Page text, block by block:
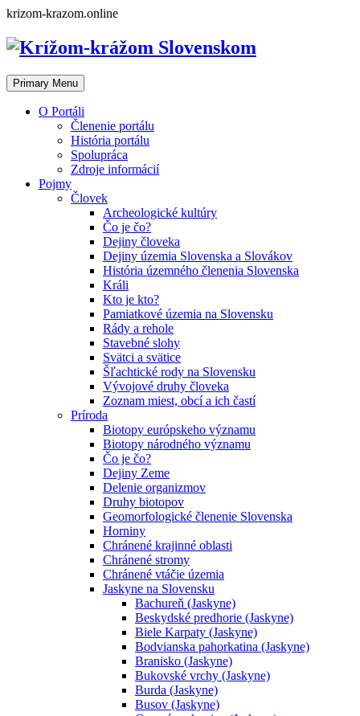
Skip
content
krizom-krazom.online
Primary Menu
O Portáli
Členenie portálu
História portálu
Spolupráca
Zdroje informácií
Pojmy
Človek
Archeologické kultúry
Čo je čo?
Dejiny človeka
Dejiny územia Slovenska a Slovákov
História územného členenia Slovenska
Králi
Kto je kto?
Pamiatkové územia na Slovensku
Rády a rehole
Stavebné slohy
Svätci a svätice
Šľachtické rody na Slovensku
Vývojové druhy človeka
Zoznam miest, obcí a ich častí
Príroda
Biotopy európskeho významu
Biotopy národného významu
Čo je čo?
Dejiny Zeme
Delenie organizmov
Druhy biotopov
Geomorfologické členenie Slovenska
Horniny
Chránené krajinné oblasti
Chránené stromy
Chránené vtáčie územia
Jaskyne na Slovensku
Bachureň (Jaskyne)
Beskydské predhorie (Jaskyne)
Biele Karpaty (Jaskyne)
Bodvianska pahorkatina (Jaskyne)
Branisko (Jaskyne)
Bukovské vrchy (Jaskyne)
Burda (Jaskyne)
Busov (Jaskyne)